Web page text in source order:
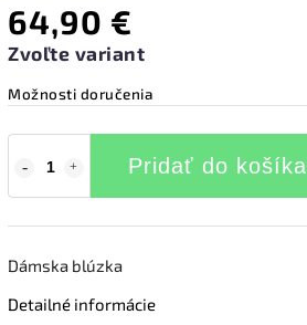
64,90 €
Zvoľte variant
Možnosti doručenia
Pridať do košíka
Dámska blúzka
Detailné informácie